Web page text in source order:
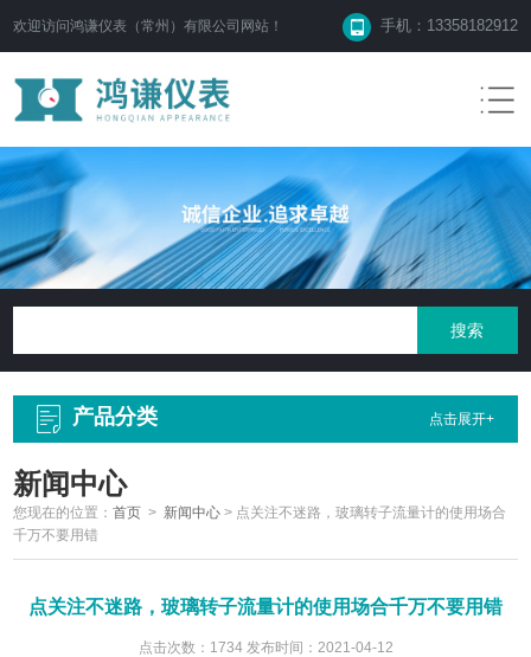
欢迎访问鸿谦仪表（常州）有限公司网站！ 手机：13358182912
产品分类 点击展开+
新闻中心
您现在的位置：首页 > 新闻中心 > 点关注不迷路，玻璃转子流量计的使用场合
千万不要用错
点关注不迷路，玻璃转子流量计的使用场合千万不要用错
点击次数：1734 发布时间：2021-04-12